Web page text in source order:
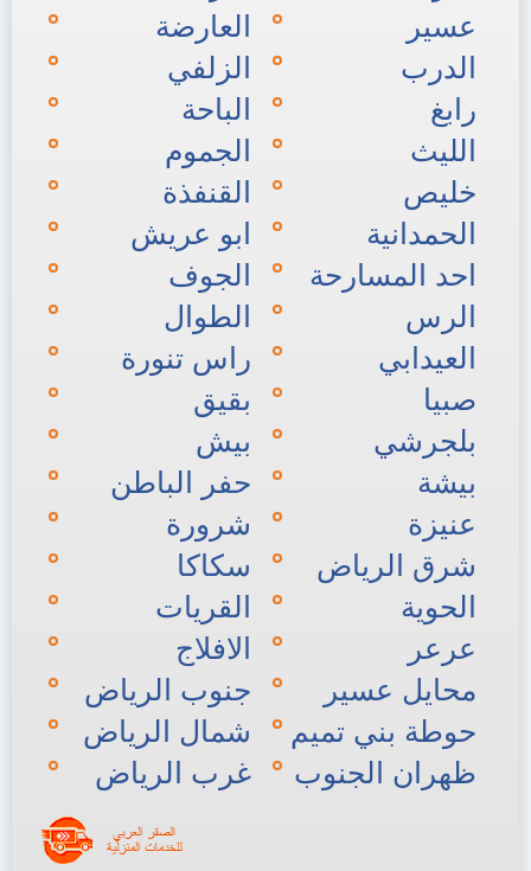
عسير
العارضة
الدرب
الزلفي
رابغ
الباحة
الليث
الجموم
خليص
القنفذة
الحمدانية
ابو عريش
احد المسارحة
الجوف
الرس
الطوال
العيدابي
راس تنورة
صبيا
بقيق
بلجرشي
بيش
بيشة
حفر الباطن
عنيزة
شرورة
شرق الرياض
سكاكا
الحوية
القريات
عرعر
الافلاج
محايل عسير
جنوب الرياض
حوطة بني تميم
شمال الرياض
ظهران الجنوب
غرب الرياض